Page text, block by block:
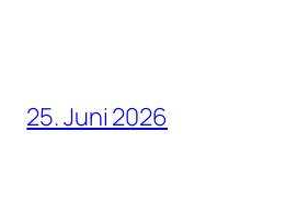
25. Juni 2026